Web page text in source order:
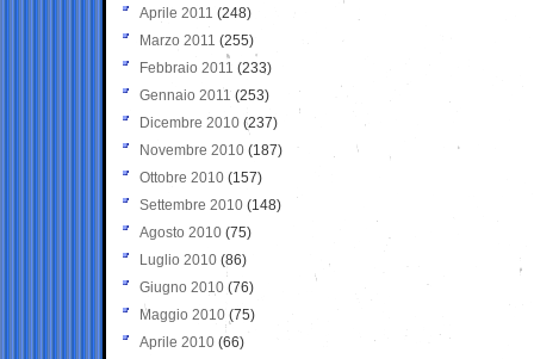
Aprile 2011 (248)
Marzo 2011 (255)
Febbraio 2011 (233)
Gennaio 2011 (253)
Dicembre 2010 (237)
Novembre 2010 (187)
Ottobre 2010 (157)
Settembre 2010 (148)
Agosto 2010 (75)
Luglio 2010 (86)
Giugno 2010 (76)
Maggio 2010 (75)
Aprile 2010 (66)